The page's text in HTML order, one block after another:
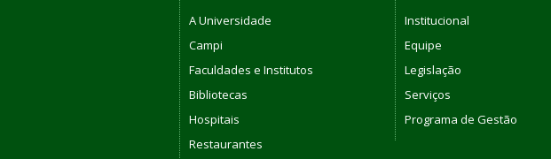
A Universidade
Campi
Faculdades e Institutos
Bibliotecas
Hospitais
Restaurantes
Institucional
Equipe
Legislação
Serviços
Programa de Gestão